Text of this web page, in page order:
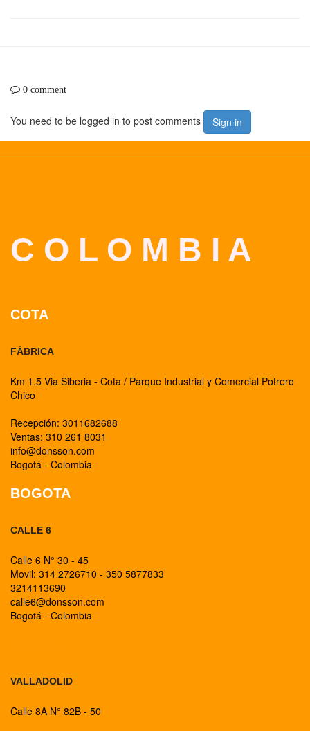
0 comment
You need to be logged in to post comments Sign in
C O L O M B I A
COTA
FÁBRICA
Km 1.5 Via Siberia - Cota / Parque Industrial y Comercial Potrero
Chico
Recepción: 3011682688
Ventas: 310 261 8031
info@donsson.com
Bogotá - Colombia
BOGOTA
CALLE 6
Calle 6 N° 30 - 45
Movil: 314 2726710 - 350 5877833
3214113690
calle6@donsson.com
Bogotá - Colombia
VALLADOLID
Calle 8A N° 82B - 50